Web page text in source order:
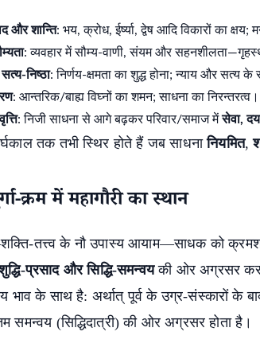
और शान्ति: भय, क्रोध, ईर्ष्या, द्वेष आदि विकारों का
: व्यवहार में सौम्य-वाणी, संयम और
निष्ठा: निर्णय-क्षमता का शुद्ध होना; न्याय और सत्य के
: आन्तरिक/बाह्य विघ्नों का शमन; साधना का निरन्तरत्व।
: निजी साधना से आगे बढ़कर परिवार/समाज मेंसेवा,
तक तभी स्थिर होते हैं जब साधनानियमित,
क्रम में महागौरी का स्थान
तत्त्व के नौ उपास्य आयाम—साधक को
प्रसाद और सिद्धि-समन्वयकी ओर अग्रसर
भाव के साथ है: अर्थात् पूर्व के उग्र-संस्कारों के
समन्वय (सिद्धिदात्री) की ओर अग्रसर होता है।